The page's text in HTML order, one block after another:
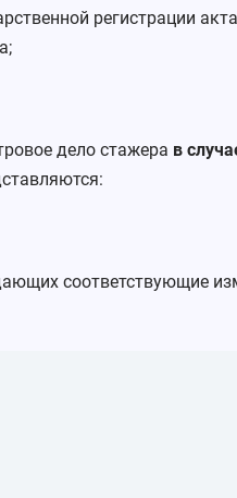
регистрации
дело стажера в
соответствующие